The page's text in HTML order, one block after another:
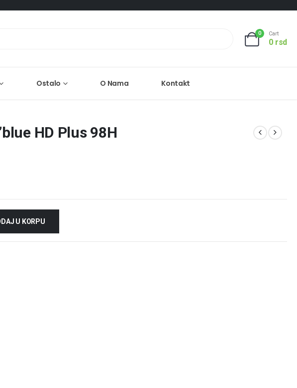
0 Cart
0 rsd
Ostalo O Nama Kontakt
HD Plus 98H
U KORPU